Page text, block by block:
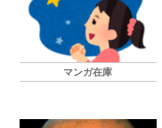
マンガ在庫